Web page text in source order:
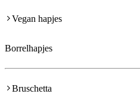
Vegan hapjes
Borrelhapjes
Bruschetta